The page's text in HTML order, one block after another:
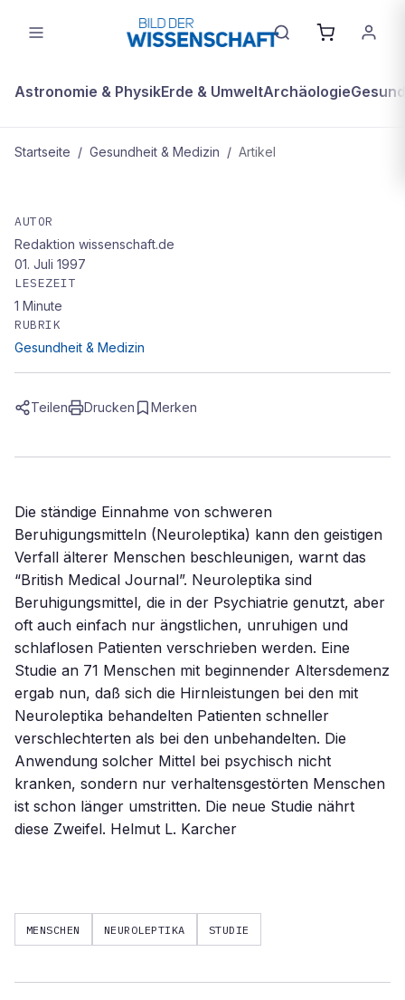
Astronomie & PhysikErde & UmweltArchäologie
Startseite / Gesundheit & Medizin / Artikel
Beruhigungsmittel fördern
Gehirnverfall
AUTOR
Redaktion wissenschaft.de
01. Juli 1997
LESEZEIT
1 Minute
RUBRIK
Gesundheit & Medizin
Teilen Drucken Merken
Die ständige Einnahme von schweren
Beruhigungsmitteln (Neuroleptika) kann den geistigen
Verfall älterer Menschen beschleunigen, warnt das
“British Medical Journal”. Neuroleptika sind
Beruhigungsmittel, die in der Psychiatrie genutzt, aber
oft auch einfach nur ängstlichen, unruhigen und
schlaflosen Patienten verschrieben werden. Eine
Studie an 71 Menschen mit beginnender Altersdemenz
ergab nun, daß sich die Hirnleistungen bei den mit
Neuroleptika behandelten Patienten schneller
verschlechterten als bei den unbehandelten. Die
Anwendung solcher Mittel bei psychisch nicht
kranken, sondern nur verhaltensgestörten Menschen
ist schon länger umstritten. Die neue Studie nährt
diese Zweifel. Helmut L. Karcher
MENSCHEN NEUROLEPTIKA STUDIE